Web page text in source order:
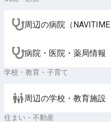
周辺の病院（NAVITIME
病院・医院・薬局情報
学校・教育・子育て
周辺の学校・教育施設
住まい・不動産